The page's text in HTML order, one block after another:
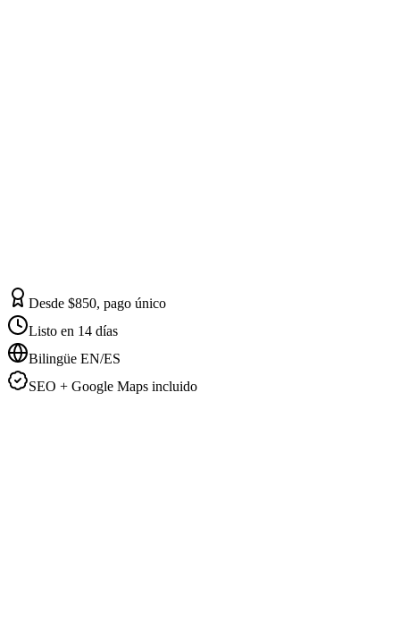
Desde $850, pago único
Listo en 14 días
Bilingüe EN/ES
SEO + Google Maps incluido